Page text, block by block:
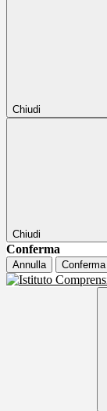
Chiudi
Chiudi
Conferma
Annulla Conferma